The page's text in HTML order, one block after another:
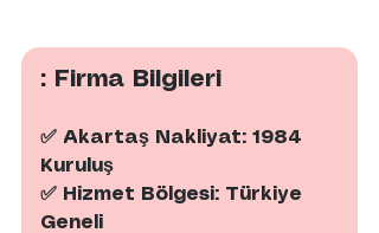
: Firma Bilgileri
✅ Akartaş Nakliyat: 1984
Kuruluş
✅ Hizmet Bölgesi: Türkiye
Geneli